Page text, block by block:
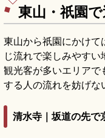
東山・祇園
東山から祇園にかけて
じ流れで楽しみやすい
観光客が多いエリアで
する人の流れを妨げな
清水寺｜坂道の先で